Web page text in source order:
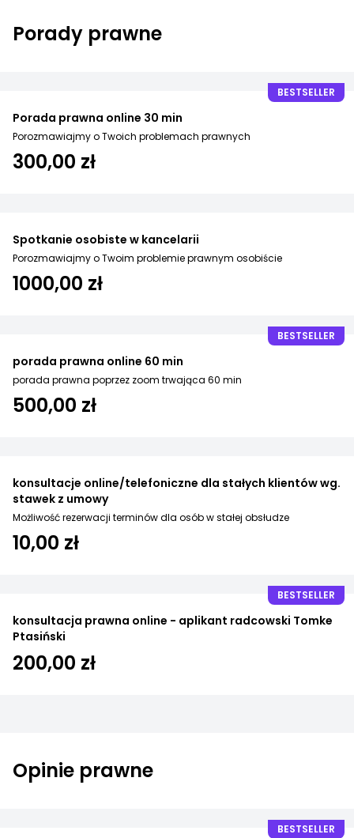
Porady prawne
BESTSELLER
Porada prawna online 30 min
Porozmawiajmy o Twoich problemach prawnych
300,00 zł
Spotkanie osobiste w kancelarii
Porozmawiajmy o Twoim problemie prawnym osobiście
1000,00 zł
BESTSELLER
porada prawna online 60 min
porada prawna poprzez zoom trwająca 60 min
500,00 zł
konsultacje online/telefoniczne dla stałych klientów wg.
stawek z umowy
Możliwość rezerwacji terminów dla osób w stałej obsłudze
10,00 zł
BESTSELLER
konsultacja prawna online - aplikant radcowski Tomke
Ptasiński
200,00 zł
Opinie prawne
BESTSELLER